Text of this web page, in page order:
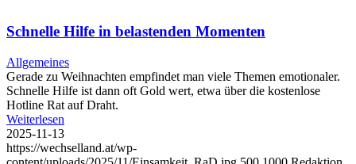
Schnelle Hilfe in belastenden Momenten
Allgemeines
Gerade zu Weihnachten empfindet man viele Themen emotionaler.
Schnelle Hilfe ist dann oft Gold wert, etwa über die kostenlose
Hotline Rat auf Draht.
Weiterlesen
2025-11-13
https://wechselland.at/wp-